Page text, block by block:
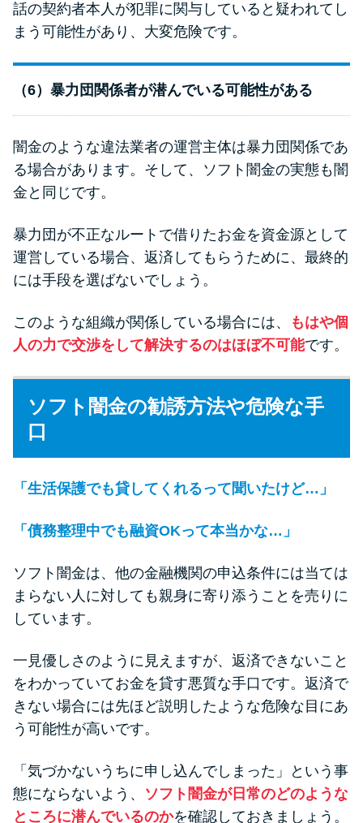
話の契約者本人が犯罪に関与していると疑われてし
まう可能性があり、大変危険です。
（6）暴力団関係者が潜んでいる可能性がある
闇金のような違法業者の運営主体は暴力団関係であ
る場合があります。そして、ソフト闇金の実態も闇
金と同じです。
暴力団が不正なルートで借りたお金を資金源として
運営している場合、返済してもらうために、最終的
には手段を選ばないでしょう。
このような組織が関係している場合には、
もはや個
人の力で交渉をして解決するのはほぼ不可能です。
ソフト闇金の勧誘方法や危険な手
口
「生活保護でも貸してくれるって聞いたけど…」
「債務整理中でも融資OKって本当かな…」
ソフト闇金は、他の金融機関の申込条件には当ては
まらない人に対しても親身に寄り添うことを売りに
しています。
一見優しさのように見えますが、返済できないこと
をわかっていてお金を貸す悪質な手口です。返済で
きない場合には先ほど説明したような危険な目にあ
う可能性が高いです。
「気づかないうちに申し込んでしまった」という事
態にならないよう、 ソフト闇金が日常のどのような
ところに潜んでいるのかを確認しておきましょう。